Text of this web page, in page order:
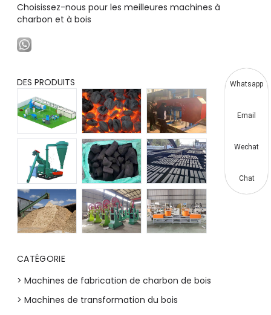
Choisissez-nous pour les meilleures machines à
charbon et à bois
DES PRODUITS
CATÉGORIE
> Machines de fabrication de charbon de bois
> Machines de transformation du bois
Whatsapp
Email
Wechat
Chat